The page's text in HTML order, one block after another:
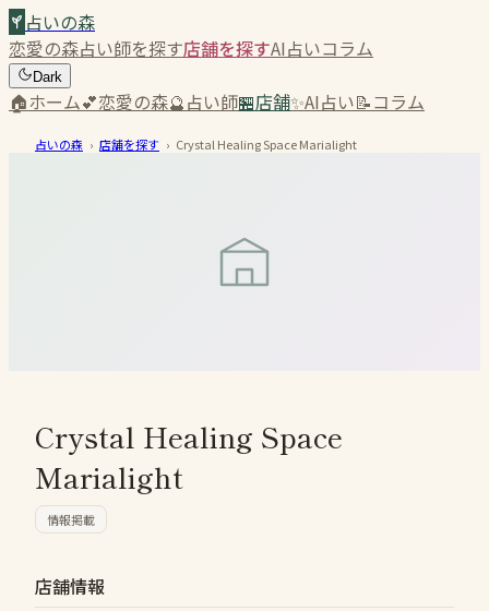
占いの森
恋愛の森占い師を探す店舗を探すAI占いコラム
Dark
🏠ホーム💕恋愛の森🔮占い師🏪店舗✨AI占い📝コラム
占いの森 › 店舗を探す › Crystal Healing Space Marialight
Crystal Healing Space
Marialight
情報掲載
店舗情報